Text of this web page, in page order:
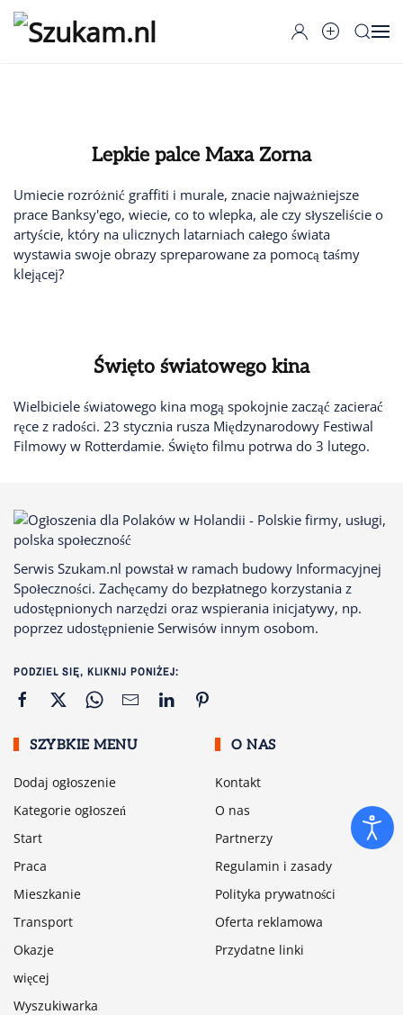
Przejdź do głównej treści
Lepkie palce Maxa Zorna
Umiecie rozróżnić graffiti i murale, znacie najważniejsze
prace Banksy'ego, wiecie, co to wlepka, ale czy słyszeliście o
artyście, który na ulicznych latarniach całego świata
wystawia swoje obrazy spreparowane za pomocą taśmy
klejącej?
Święto światowego kina
Wielbiciele światowego kina mogą spokojnie zacząć zacierać
ręce z radości. 23 stycznia rusza Międzynarodowy Festiwal
Filmowy w Rotterdamie. Święto filmu potrwa do 3 lutego.
Serwis Szukam.nl powstał w ramach budowy Informacyjnej
Społeczności. Zachęcamy do bezpłatnego korzystania z
udostępnionych narzędzi oraz wspierania inicjatywy, np.
poprzez udostępnienie Serwisów innym osobom.
PODZIEL SIĘ, KLIKNIJ PONIŻEJ:
SZYBKIE MENU
Dodaj ogłoszenie
Kategorie ogłoszeń
Start
Praca
Mieszkanie
Transport
Okazje
więcej
Wyszukiwarka
O NAS
Kontakt
O nas
Partnerzy
Regulamin i zasady
Polityka prywatności
Oferta reklamowa
Przydatne linki